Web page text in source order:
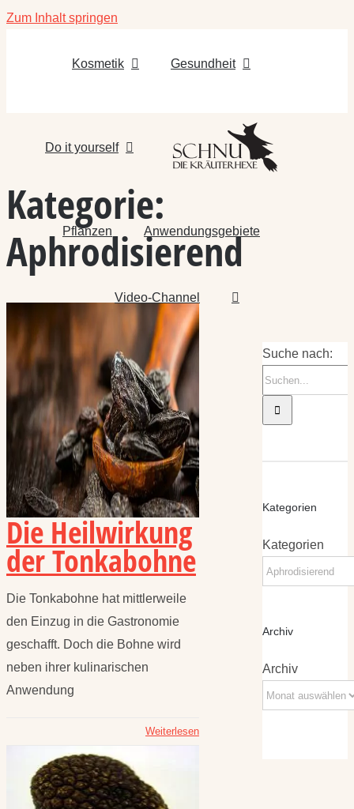
Zum Inhalt springen
Kosmetik Gesundheit
Do it yourself
Pflanzen Anwendungsgebiete
Video-Channel
Kategorie:
Aphrodisierend
Die Heilwirkung
der Tonkabohne
Die Tonkabohne hat mittlerweile
den Einzug in die Gastronomie
geschafft. Doch die Bohne wird
neben ihrer kulinarischen
Anwendung
Weiterlesen
Suche nach:
Kategorien
Kategorien
Archiv
Archiv